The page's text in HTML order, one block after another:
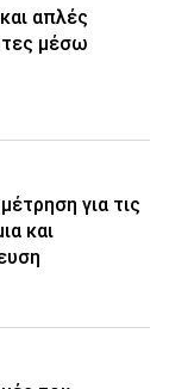
απλές
μέσω
για τις
και